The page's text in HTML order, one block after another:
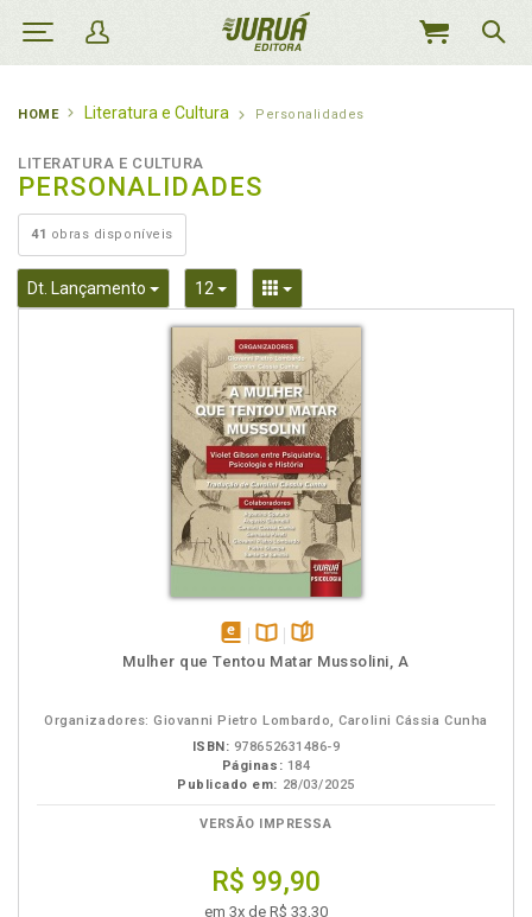
MEU
HOME Literatura e Cultura Personalidades
LITERATURA E CULTURA
PERSONALIDADES
41 obras disponíveis
Dt. Lançamento Toggle Dropdown
12 Toggle DropdownToggle Dropdown
disponívelDisponível
páginas
Mulher que Tentou Matar Mussolini, A
Organizadores: Giovanni Pietro Lombardo, Carolini Cássia Cunha
ISBN: 978652631486-9
Páginas: 184
Publicado em: 28/03/2025
VERSÃO IMPRESSA
R$ 99,90
em 3x de R$ 33,30